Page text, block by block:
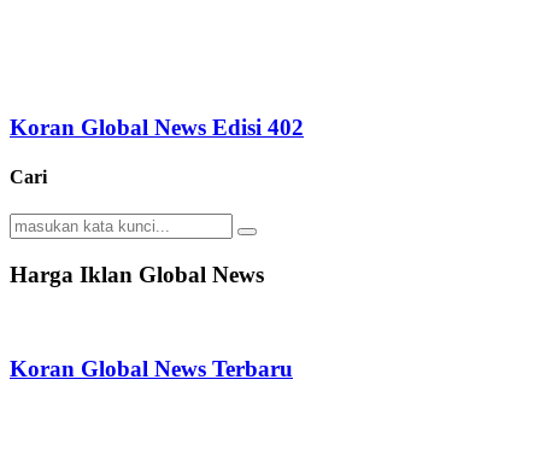
Koran Global News Edisi 402
Cari
Search
for:
Search
Harga Iklan Global News
Koran Global News Terbaru